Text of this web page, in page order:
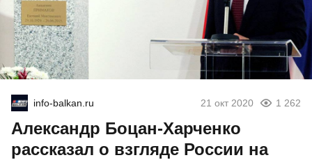
info-balkan.ru 21 окт 2020 1 262
Александр Боцан-Харченко
рассказал о взгляде России на